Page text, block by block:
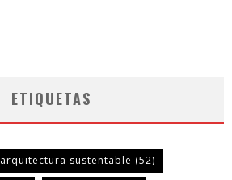
ETIQUETAS
arquitectura sustentable (52)